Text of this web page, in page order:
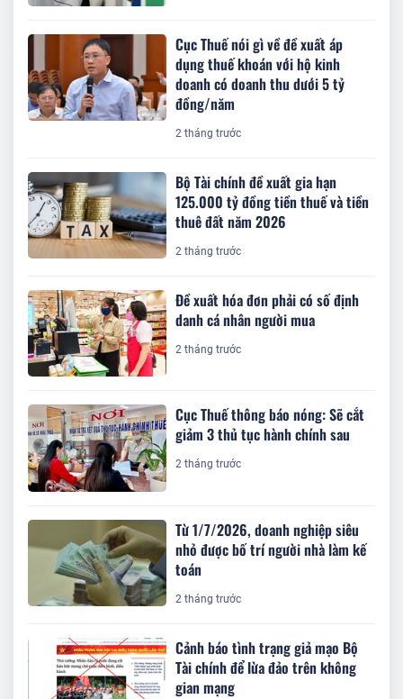
Cục Thuế nói gì về đề xuất áp
dụng thuế khoán với hộ kinh
doanh có doanh thu dưới 5 tỷ
đồng/năm
2 tháng trước
Bộ Tài chính đề xuất gia hạn
125.000 tỷ đồng tiền thuế và tiền
thuê đất năm 2026
2 tháng trước
Đề xuất hóa đơn phải có số định
danh cá nhân người mua
2 tháng trước
Cục Thuế thông báo nóng: Sẽ cắt
giảm 3 thủ tục hành chính sau
2 tháng trước
Từ 1/7/2026, doanh nghiệp siêu
nhỏ được bố trí người nhà làm kế
toán
2 tháng trước
Cảnh báo tình trạng giả mạo Bộ
Tài chính để lừa đảo trên không
gian mạng